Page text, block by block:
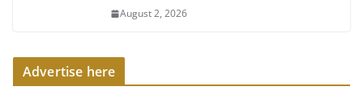
August 2, 2026
Advertise here